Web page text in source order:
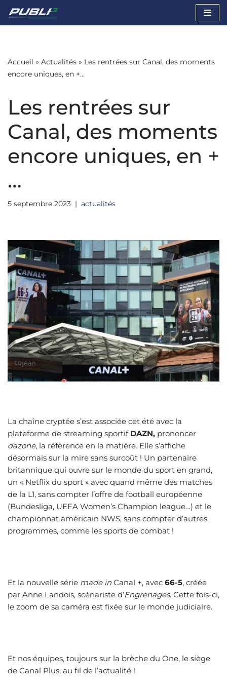
Aller
Accueil » Actualités » Les rentrées sur Canal, des moments
encore uniques, en +…
Les rentrées sur
Canal, des moments
encore uniques, en +
…
5 septembre 2023 actualités
La chaîne cryptée s’est associée cet été avec la
plateforme de streaming sportif DAZN, prononcer
dazone, la référence en la matière. Elle s’affiche
désormais sur la mire sans surcoût ! Un partenaire
britannique qui ouvre sur le monde du sport en grand,
un « Netflix du sport » avec quand même des matches
de la L1, sans compter l’offre de football européenne
(Bundesliga, UEFA Women’s Champion league…) et le
championnat américain NWS, sans compter d’autres
programmes, comme les sports de combat !
Et la nouvelle série made in Canal +, avec 66-5, créée
par Anne Landois, scénariste d’Engrenages. Cette fois-ci,
le zoom de sa caméra est fixée sur le monde judiciaire.
Et nos équipes, toujours sur la brèche du One, le siège
de Canal Plus, au fil de l’actualité !